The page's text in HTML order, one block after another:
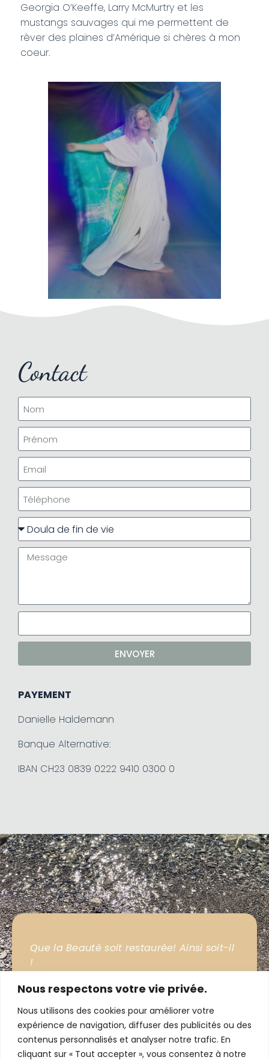
Nous respectons votre vie privée.
Nous utilisons des cookies pour améliorer votre
expérience de navigation, diffuser des publicités ou des
contenus personnalisés et analyser notre trafic. En
cliquant sur « Tout accepter », vous consentez à notre
Georgia O’Keeffe, Larry McMurtry et les
mustangs sauvages qui me permettent de
rêver des plaines d’Amérique si chères à mon
coeur.
Contact
ENVOYER
PAYEMENT
Danielle Haldemann
Banque Alternative:
IBAN CH23 0839 0222 9410 0300 0
Que la Beauté soit restaurée! Ainsi soit-il
!
Je marche dans la Beauté.